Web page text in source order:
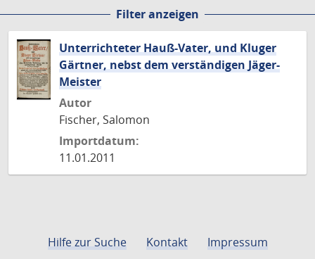
Filter anzeigen
Unterrichteter Hauß-Vater, und Kluger
Gärtner, nebst dem verständigen Jäger-
Meister
Autor
Fischer, Salomon
Importdatum:
11.01.2011
Hilfe zur Suche Kontakt
Impressum